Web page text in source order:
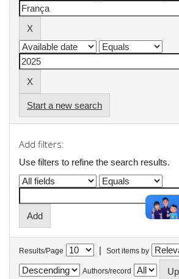
Start a new search
Add filters:
Use filters to refine the search results.
Results/Page | Sort items by
Authors/record